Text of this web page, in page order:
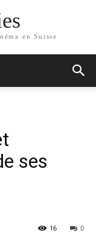
en Suisse
ses
0
16